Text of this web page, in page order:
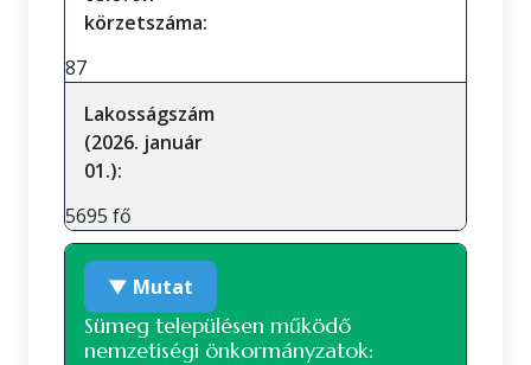
körzetszáma:
87
Lakosságszám
(2026. január
01.):
5695 fő
▼ Mutat
Sümeg településen működő
nemzetiségi önkormányzatok: